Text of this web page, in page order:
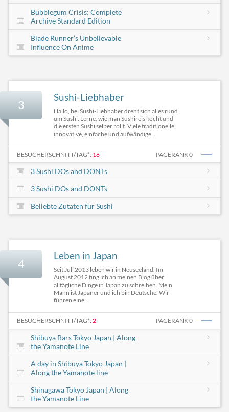
Bubblegum Crisis: Complete
Archive Standard Edition
Blade Runner’s Unbelievable
Influence On Anime
3
Sushi-Liebhaber
Hallo, bei Sushi-Liebhaber dreht sich alles rund
um Sushi. Lerne, wie man Sushireis kocht und
die ersten Sushi selber rollt. Viele traditionelle,
innovative, einfache und aufwändige ...
BESUCHERSCHNITT/TAG*: 18 PAGERANK 0
3 Sushi DOs and DONTs
3 Sushi DOs and DONTs
Beliebte Zutaten für Sushi
4
Leben in Japan
Seit Juli 2013 leben wir in Neuseeland. Im
August 2012 fing ich an meinen Blog über
alltägliche Dinge in Japan zu schreiben. Mein
Mann ist Japaner und ich bin Deutsche. Wir
führen eine ...
BESUCHERSCHNITT/TAG*: 2 PAGERANK 0
Shibuya Bars Tokyo Japan | Along
the Yamanote Line
A day in Shibuya Tokyo Japan |
Along the Yamanote line
Shinagawa Tokyo Japan | Along
the Yamanote Line